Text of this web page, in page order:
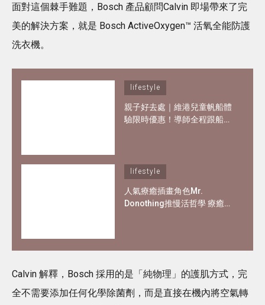
面對這個棘手難題，Bosch 產品顧問Calvin 即場帶來了完
美的解決方案，就是 Bosch ActiveOxygen™ 活氧全能防護
洗衣機。
lifestyle
親子好去處｜維港兒童帆船體
驗限時優惠！導師全程跟船、
lifestyle
人氣療癒插畫角色Mr.
Donothing推慢活哲學 療癒在
Calvin 解釋，Bosch 採用的是「純物理」的護肌方式，完
全不需要添加任何化學除菌劑，而是直接在機內將空氣轉